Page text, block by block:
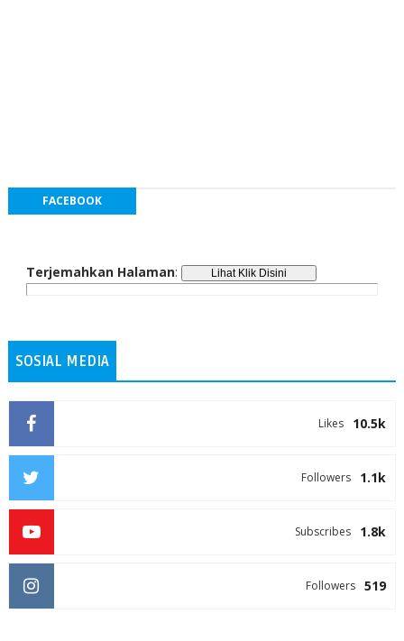
FACEBOOK
Terjemahkan Halaman:
SOSIAL MEDIA
10.5k
Likes
1.1k
Followers
1.8k
Subscribes
519
Followers